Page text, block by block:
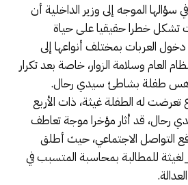
سؤالها الموجه إلى وزير الداخلية أن
خطرا حقيقيا على حياة
العربات بمختلف أنواعها إلى
العام وسلامة الزوار، خاصة بعد تكرار
طفلة بشاطئ سيدي رحال.
له الطفلة غيثة، ذات الأربع
قد أثار مؤخرا موجة تعاطف
التواصل الاجتماعي، حيث أطلق
للمطالبة بمحاسبة المتسبب في